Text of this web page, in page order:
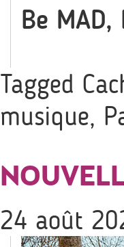
Be
Tagged
musique,
24 août